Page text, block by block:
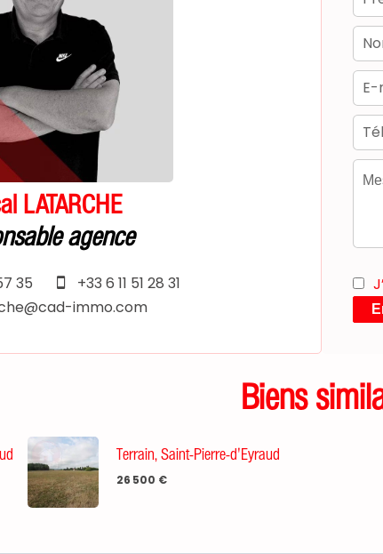
LATARCHE
agence
35
+33 6 11 51 28 31
immo.com
Biens
Terrain, Saint-Pierre-d'Eyraud
26 500 €